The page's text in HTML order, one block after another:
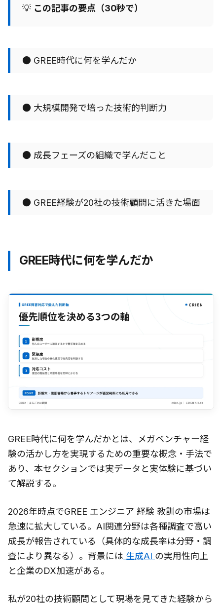
💡 この記事の要点（30秒で）
● GREE時代に何を学んだか
● 大規模開発で培った技術的判断力
● 成長フェーズの組織で学んだこと
● GREE経験が20社の技術顧問に活きた場面
GREE時代に何を学んだか
GREE時代に何を学んだかとは、メガベンチャー経
験の活かし方を実現するための重要な概念・手法で
あり、本セクションでは実データと実体験に基づい
て解説する。
2026年時点でGREE エンジニア 経験 教訓の市場は
急速に拡大している。AI関連分野は各種調査で高い
成長が報告されている（具体的な成長率は分野・調
査により異なる）。背景には 生成AI の実用性向上
と企業のDX加速がある。
私が20社の技術顧問として現場を見てきた経験から